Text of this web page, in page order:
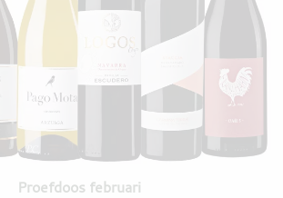
Proefdoos februari